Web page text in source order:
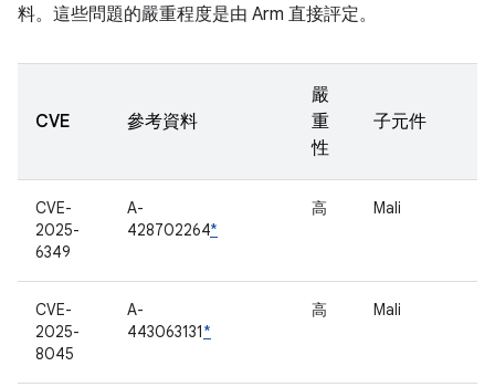
料。這些問題的嚴重程度是由 Arm 直接評定。
CVE 參考資料
嚴
重
性
子元件
CVE-
2025-
6349
A-
428702264*
高 Mali
CVE-
2025-
8045
A-
443063131*
高 Mali